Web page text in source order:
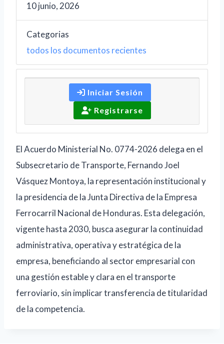
10 junio, 2026
Categorias
todos los documentos recientes
Iniciar Sesión
Registrarse
El Acuerdo Ministerial No. 0774-2026 delega en el
Subsecretario de Transporte, Fernando Joel
Vásquez Montoya, la representación institucional y
la presidencia de la Junta Directiva de la Empresa
Ferrocarril Nacional de Honduras. Esta delegación,
vigente hasta 2030, busca asegurar la continuidad
administrativa, operativa y estratégica de la
empresa, beneficiando al sector empresarial con
una gestión estable y clara en el transporte
ferroviario, sin implicar transferencia de titularidad
de la competencia.